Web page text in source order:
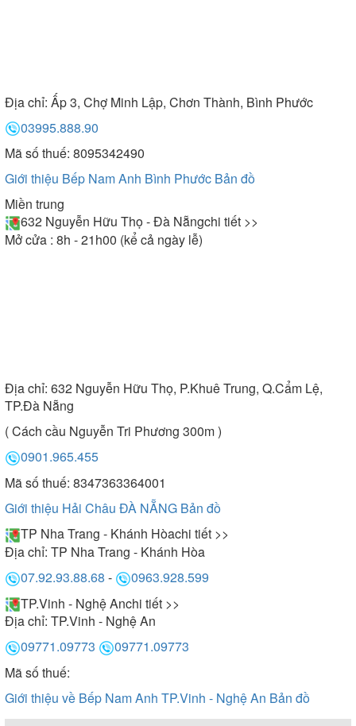
Địa chỉ: Ấp 3, Chợ Minh Lập, Chơn Thành, Bình Phước
03995.888.90
Mã số thuế: 8095342490
Giới thiệu Bếp Nam Anh Bình Phước Bản đồ
Miền trung
632 Nguyễn Hữu Thọ - Đà Nẵngchi tiết >>
Mở cửa : 8h - 21h00 (kể cả ngày lễ)
Địa chỉ: 632 Nguyễn Hữu Thọ, P.Khuê Trung, Q.Cẩm Lệ,
TP.Đà Nẵng
( Cách cầu Nguyễn Tri Phương 300m )
0901.965.455
Mã số thuế: 8347363364001
Giới thiệu Hải Châu ĐÀ NẴNG Bản đồ
TP Nha Trang - Khánh Hòachi tiết >>
Địa chỉ: TP Nha Trang - Khánh Hòa
07.92.93.88.68 -
0963.928.599
TP.Vinh - Nghệ Anchi tiết >>
Địa chỉ: TP.Vinh - Nghệ An
09771.09773
09771.09773
Mã số thuế:
Giới thiệu về Bếp Nam Anh TP.Vinh - Nghệ An Bản đồ